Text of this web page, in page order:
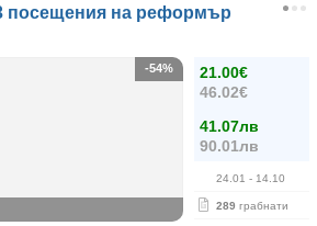
посещения на реформър
21.00€
46.02€
41.07лв
90.01лв
24.01 - 14.10
289 грабнати
-54%